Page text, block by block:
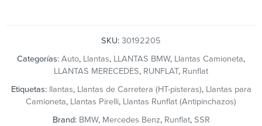
SKU: 30192205
Categorías: Auto, Llantas, LLANTAS BMW, Llantas Camioneta,
LLANTAS MERECEDES, RUNFLAT, Runflat
Etiquetas: llantas, Llantas de Carretera (HT-pisteras), Llantas para
Camioneta, Llantas Pirelli, Llantas Runflat (Antipinchazos)
Brand: BMW, Mercedes Benz, Runflat, SSR